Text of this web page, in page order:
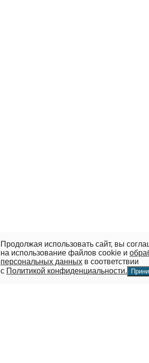
Продолжая использовать сайт, вы
на использование файлов cookie и
персональных данных в соответствии
с Политикой конфиденциальности.